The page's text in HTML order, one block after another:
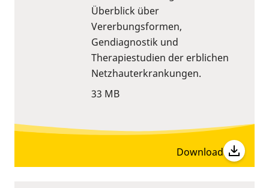
Überblick über
Vererbungsformen,
Gendiagnostik und
Therapiestudien der erblichen
Netzhauterkrankungen.
33 MB
Download